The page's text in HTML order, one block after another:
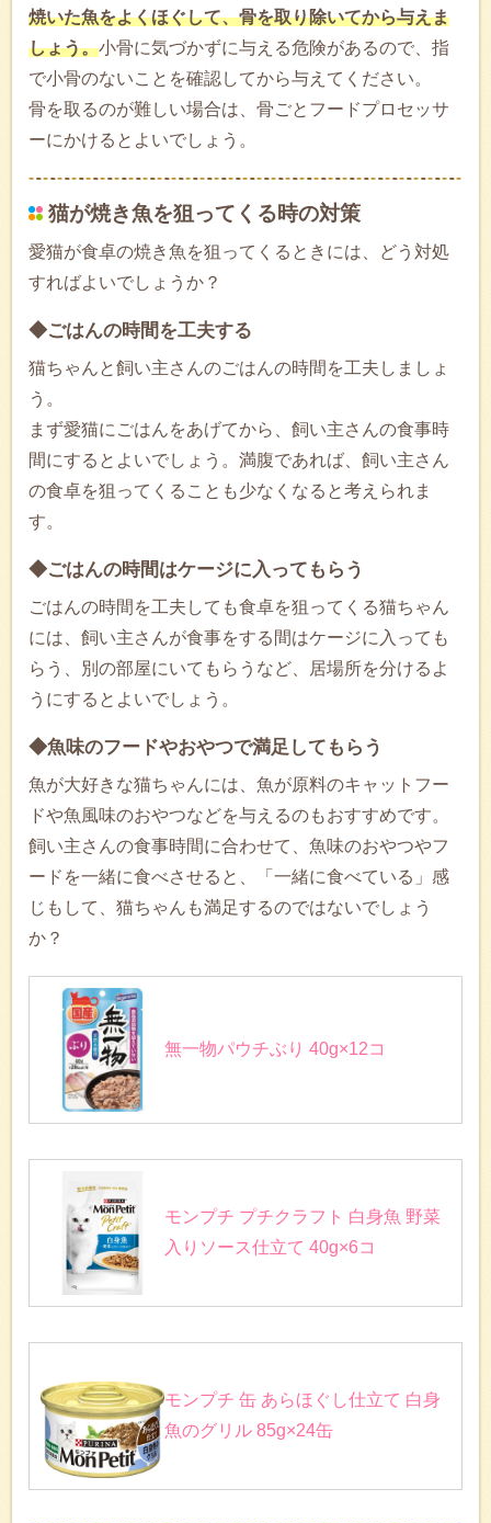
焼いた魚をよくほぐして、骨を取り除いてから与えま
しょう。小骨に気づかずに与える危険があるので、指
で小骨のないことを確認してから与えてください。
骨を取るのが難しい場合は、骨ごとフードプロセッサ
ーにかけるとよいでしょう。
猫が焼き魚を狙ってくる時の対策
愛猫が食卓の焼き魚を狙ってくるときには、どう対処
すればよいでしょうか？
◆ごはんの時間を工夫する
猫ちゃんと飼い主さんのごはんの時間を工夫しましょ
う。
まず愛猫にごはんをあげてから、飼い主さんの食事時
間にするとよいでしょう。満腹であれば、飼い主さん
の食卓を狙ってくることも少なくなると考えられま
す。
◆ごはんの時間はケージに入ってもらう
ごはんの時間を工夫しても食卓を狙ってくる猫ちゃん
には、飼い主さんが食事をする間はケージに入っても
らう、別の部屋にいてもらうなど、居場所を分けるよ
うにするとよいでしょう。
◆魚味のフードやおやつで満足してもらう
魚が大好きな猫ちゃんには、魚が原料のキャットフー
ドや魚風味のおやつなどを与えるのもおすすめです。
飼い主さんの食事時間に合わせて、魚味のおやつやフ
ードを一緒に食べさせると、「一緒に食べている」感
じもして、猫ちゃんも満足するのではないでしょう
か？
無一物パウチぶり 40g×12コ
モンプチ プチクラフト 白身魚 野菜
入りソース仕立て 40g×6コ
モンプチ 缶 あらほぐし仕立て 白身
魚のグリル 85g×24缶